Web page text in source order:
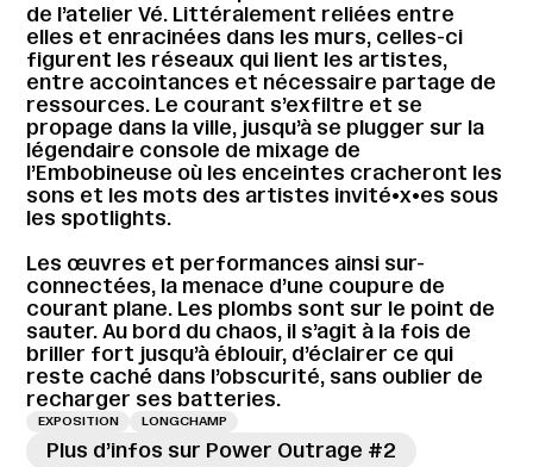
de l’atelier Vé. Littéralement reliées entre
elles et enracinées dans les murs, celles-ci
figurent les réseaux qui lient les artistes,
entre accointances et nécessaire partage de
ressources. Le courant s’exfiltre et se
propage dans la ville, jusqu’à se plugger sur la
légendaire console de mixage de
l’Embobineuse où les enceintes cracheront les
sons et les mots des artistes invité•x•es sous
les spotlights.
Les œuvres et performances ainsi sur-
connectées, la menace d’une coupure de
courant plane. Les plombs sont sur le point de
sauter. Au bord du chaos, il s’agit à la fois de
briller fort jusqu’à éblouir, d’éclairer ce qui
reste caché dans l’obscurité, sans oublier de
recharger ses batteries.
EXPOSITION LONGCHAMP
Plus d’infos sur Power Outrage #2